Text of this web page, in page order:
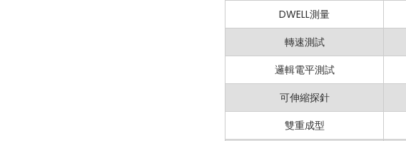
DWELL測量
轉速測試
邏輯電平測試
可伸縮探針
雙重成型